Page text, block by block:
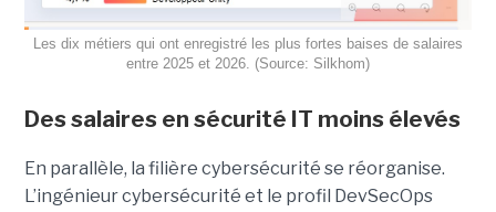
Les dix métiers qui ont enregistré les plus fortes baises de salaires
entre 2025 et 2026. (Source: Silkhom)
Des salaires en sécurité IT moins élevés
En parallèle, la filière cybersécurité se réorganise.
L’ingénieur cybersécurité et le profil DevSecOps